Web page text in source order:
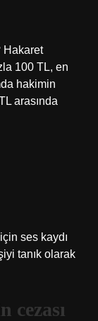
Hakaret
100 TL, en
hakimin
arasında
ses kaydı
tanık olarak
cezası